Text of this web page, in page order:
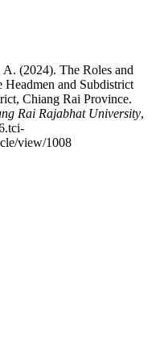
(2024). The Roles and
and Subdistrict
Chiang Rai Province.
Rai Rajabhat University,
view/1008